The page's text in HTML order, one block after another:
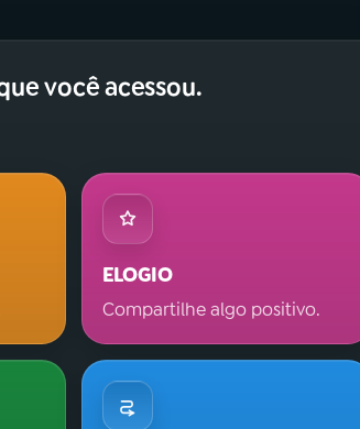
você acessou.
ELOGIO
Compartilhe algo positivo.